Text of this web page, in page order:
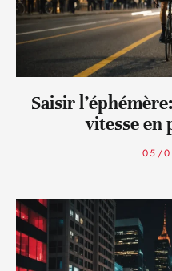
Saisir
vitesse en
05/